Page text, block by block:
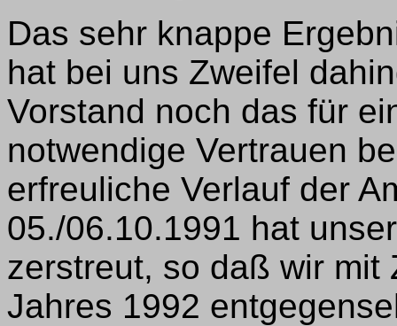
Das sehr knappe
hat bei uns Zweifel
Vorstand noch das für
notwendige Vertrauen
erfreuliche Verlauf der
05./06.10.1991 hat
zerstreut, so daß wir mit
Jahres 1992